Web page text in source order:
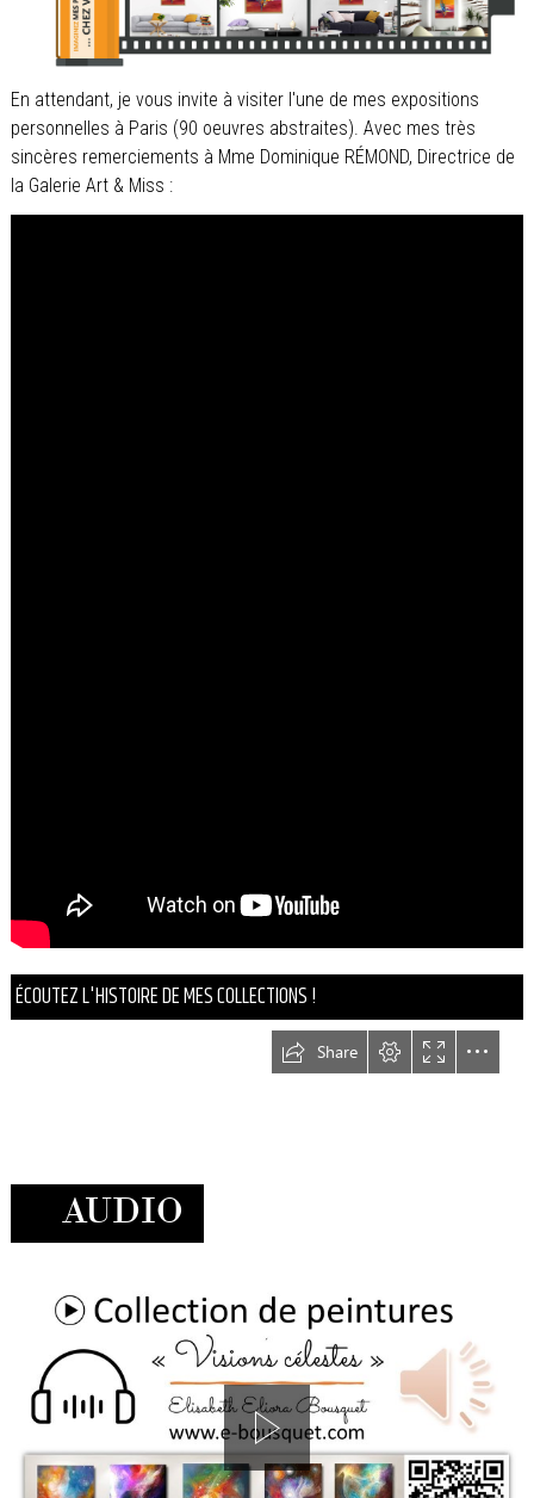
En attendant, je vous invite à visiter l'une de mes expositions
personnelles à Paris (90 oeuvres abstraites). Avec mes très
sincères remerciements à Mme Dominique RÉMOND, Directrice de
la Galerie Art & Miss :
ÉCOUTEZ L'HISTOIRE DE MES COLLECTIONS !